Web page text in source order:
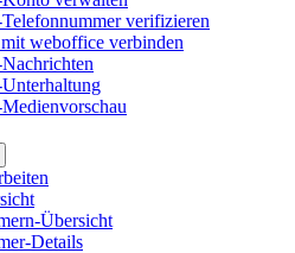
verifizieren
weboffice verbinden
Übersicht
Details